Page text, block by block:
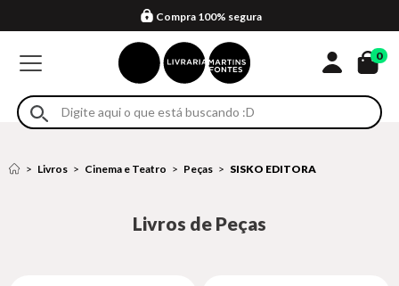
Formas de entrega
Compra 100% segura
Em até 4x sem juros no cartão*
Retire na loja
Eventos
0
Livros Cinema e Teatro Peças SISKO EDITORA
Livros de Peças